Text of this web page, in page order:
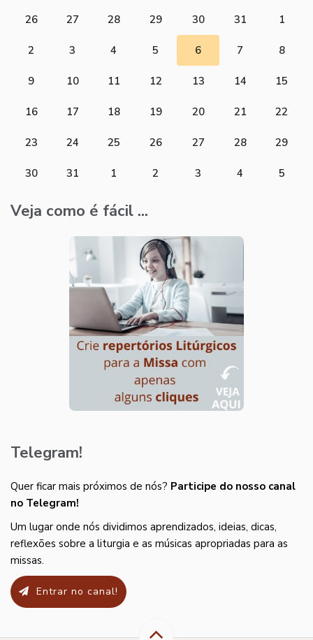
26
27 28 29 30 31 1
2 3 4 5 6 7 8
9 10 11 12 13 14 15
16 17 18 19 20 21 22
23 24 25 26 27 28 29
30 31 1 2 3 4 5
Veja como é fácil ...
Telegram!
Quer ficar mais próximos de nós? Participe do nosso canal
no Telegram!
Um lugar onde nós dividimos aprendizados, ideias, dicas,
reflexões sobre a liturgia e as músicas apropriadas para as
missas.
Entrar no canal!